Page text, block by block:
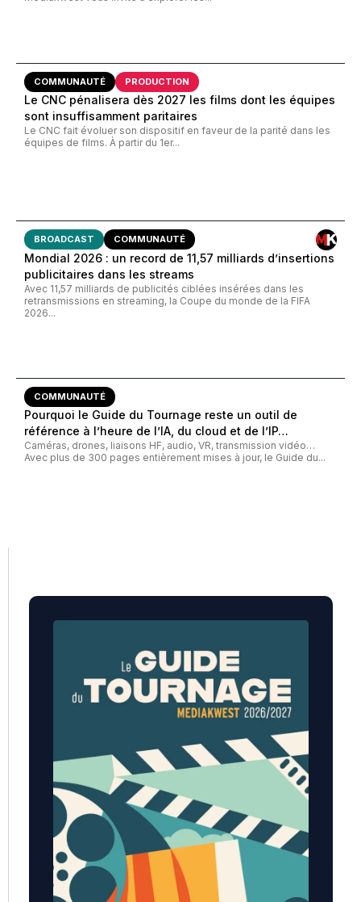
COMMUNAUTÉ PRODUCTION
Le CNC pénalisera dès 2027 les films dont les équipes
sont insuffisamment paritaires
Le CNC fait évoluer son dispositif en faveur de la parité dans les
équipes de films. À partir du 1er...
BROADCAST COMMUNAUTÉ
Mondial 2026 : un record de 11,57 milliards d’insertions
publicitaires dans les streams
Avec 11,57 milliards de publicités ciblées insérées dans les
retransmissions en streaming, la Coupe du monde de la FIFA
2026...
COMMUNAUTÉ
Pourquoi le Guide du Tournage reste un outil de
référence à l’heure de l’IA, du cloud et de l’IP…
Caméras, drones, liaisons HF, audio, VR, transmission vidéo…
Avec plus de 300 pages entièrement mises à jour, le Guide du...